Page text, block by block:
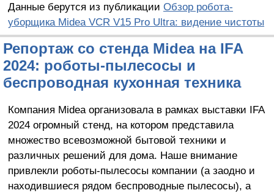
Данные берутся из публикации Обзор робота-
уборщика Midea VCR V15 Pro Ultra: видение чистоты
Репортаж со стенда Midea на IFA
2024: роботы-пылесосы и
беспроводная кухонная техника
Компания Midea организовала в рамках выставки IFA
2024 огромный стенд, на котором представила
множество всевозможной бытовой техники и
различных решений для дома. Наше внимание
привлекли роботы-пылесосы компании (а заодно и
находившиеся рядом беспроводные пылесосы), а